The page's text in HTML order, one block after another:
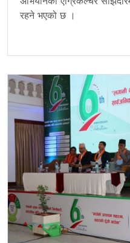
रहने भएको छ ।